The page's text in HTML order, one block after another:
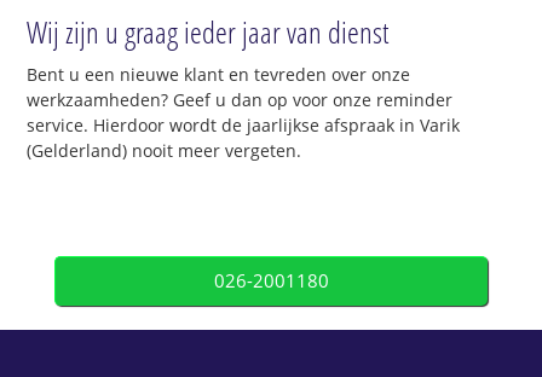
Wij zijn u graag ieder jaar van dienst
Bent u een nieuwe klant en tevreden over onze
werkzaamheden? Geef u dan op voor onze reminder
service. Hierdoor wordt de jaarlijkse afspraak in Varik
(Gelderland) nooit meer vergeten.
026-2001180